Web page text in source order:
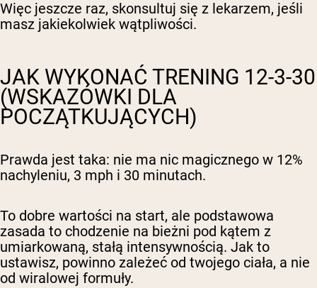
Więc jeszcze raz, skonsultuj się z lekarzem, jeśli
masz jakiekolwiek wątpliwości.
JAK WYKONAĆ TRENING 12-3-30
(WSKAZÓWKI DLA
POCZĄTKUJĄCYCH)
Prawda jest taka: nie ma nic magicznego w 12%
nachyleniu, 3 mph i 30 minutach.
To dobre wartości na start, ale podstawowa
zasada to chodzenie na bieżni pod kątem z
umiarkowaną, stałą intensywnością. Jak to
ustawisz, powinno zależeć od twojego ciała, a nie
od wiralowej formuły.